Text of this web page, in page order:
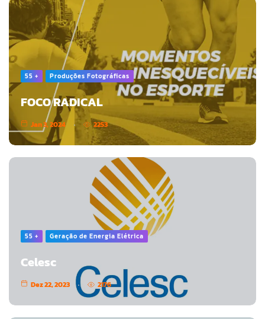
55 + Produções Fotográficas
FOCO RADICAL
Jan 3, 2024 2253
55 + Geração de Energia Elétrica
Celesc
Dez 22, 2023 2176